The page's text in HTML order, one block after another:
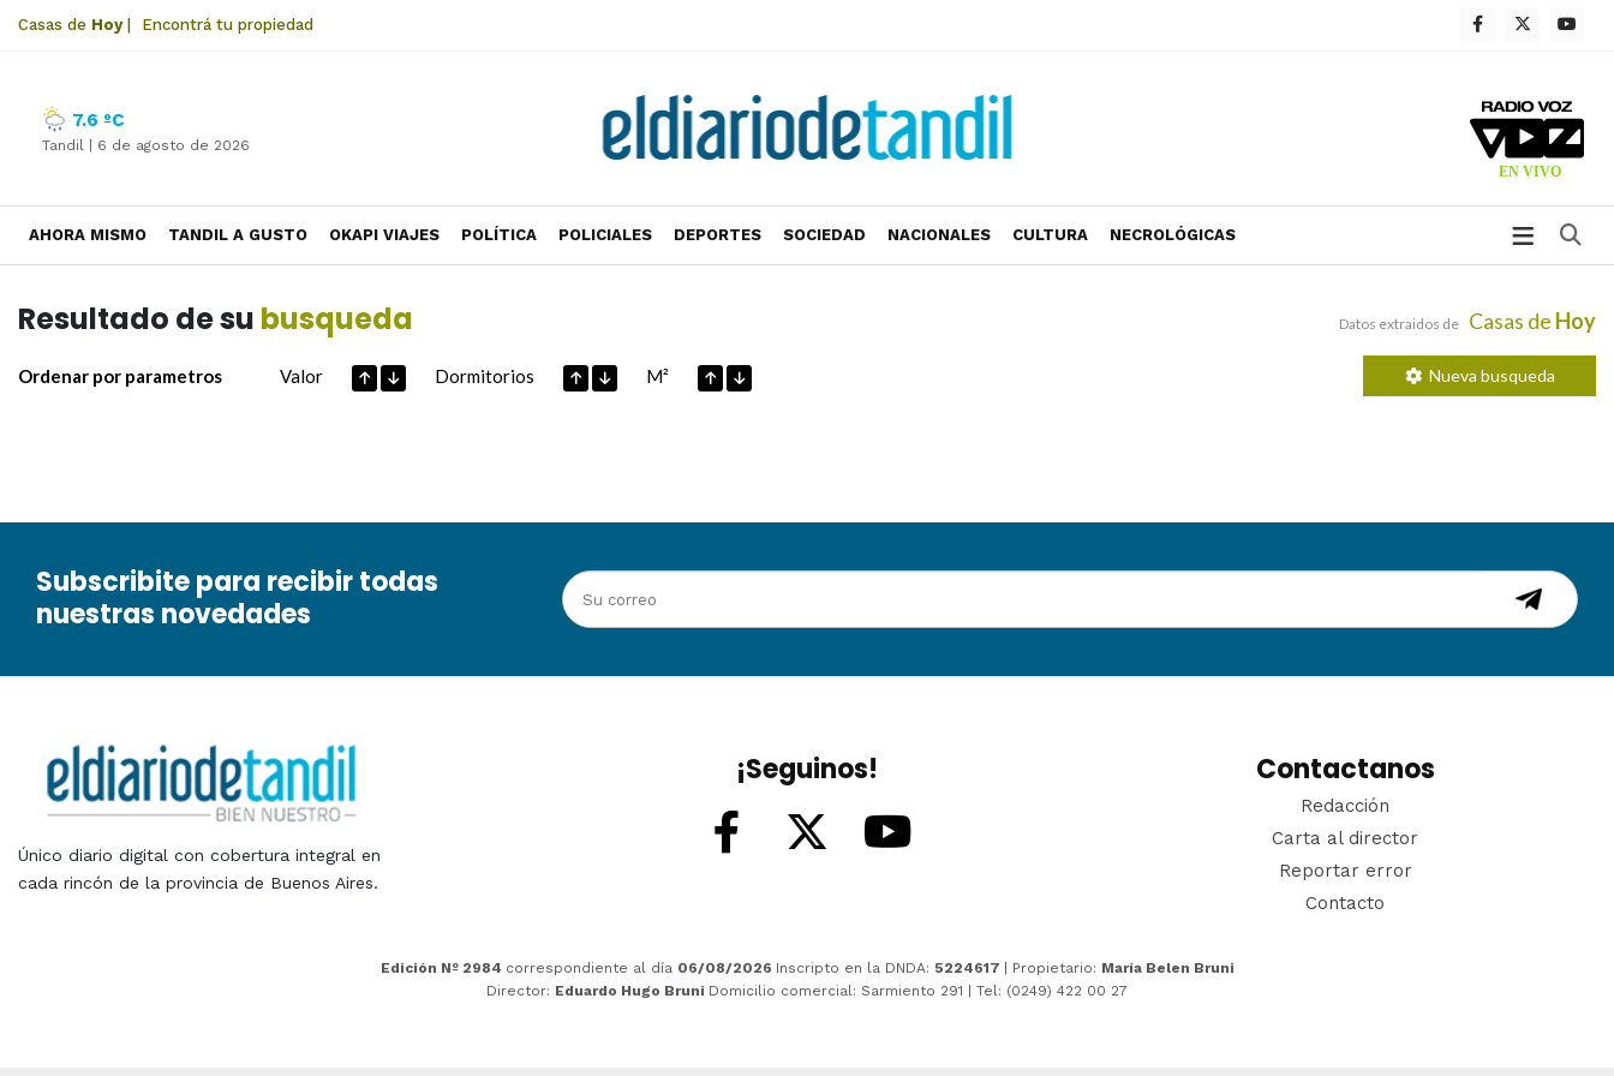
Casas de Hoy| Encontrá tu propiedad
7.6 ºC
Tandil | 6 de agosto de 2026
AHORA MISMO TANDIL A GUSTO OKAPI VIAJES POLÍTICA POLICIALES DEPORTES SOCIEDAD NACIONALES CULTURA NECROLÓGICAS
Resultado de su busqueda Datos extraidos de Casas de Hoy
Ordenar por parametros Valor Dormitorios M² Nueva busqueda
Subscribite para recibir todas
nuestras novedades
Único diario digital con cobertura integral en
cada rincón de la provincia de Buenos Aires.
¡Seguinos! Contactanos
Redacción
Carta al director
Reportar error
Contacto
Edición Nº 2984 correspondiente al día 06/08/2026 Inscripto en la DNDA: 5224617 | Propietario: María Belen Bruni
Director: Eduardo Hugo Bruni Domicilio comercial: Sarmiento 291 | Tel: (0249) 422 00 27